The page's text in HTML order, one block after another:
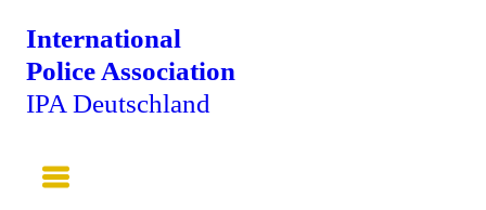
International
Police Association
IPA Deutschland
Main
Menu